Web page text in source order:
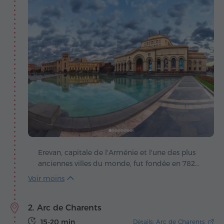
Erevan, capitale de l'Arménie et l'une des plus
anciennes villes du monde, fut fondée en 782
av. J.-C., ce qui la rend plus âgée que Rome de
aujourd'hui les ruines antiques coexistent
harmonieusement avec les édifices modernes
2. Arc de Charents
15-20 min Détails: Arc de Charents